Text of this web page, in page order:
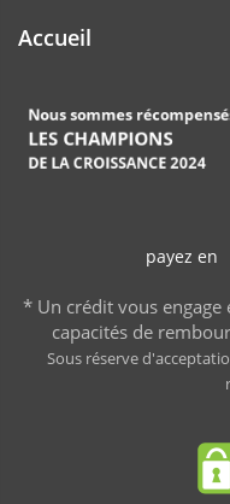
Accueil
payez en
* Un crédit vous
capacités de
Sous réserve